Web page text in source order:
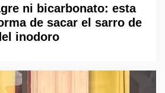
ni bicarbonato: esta
de sacar el sarro de
inodoro